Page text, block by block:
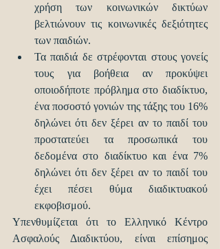
χρήση των κοινωνικών δικτύων
βελτιώνουν τις κοινωνικές δεξιότητες
των παιδιών.
Τα παιδιά δε στρέφονται στους γονείς
τους για βοήθεια αν προκύψει
οποιοδήποτε πρόβλημα στο διαδίκτυο,
ένα ποσοστό γονιών της τάξης του 16%
δηλώνει ότι δεν ξέρει αν το παιδί του
προστατεύει τα προσωπικά του
δεδομένα στο διαδίκτυο και ένα 7%
δηλώνει ότι δεν ξέρει αν το παιδί του
έχει πέσει θύμα διαδικτυακού
εκφοβισμού.
Υπενθυμίζεται ότι το Ελληνικό Κέντρο
Ασφαλούς Διαδικτύου, είναι επίσημος